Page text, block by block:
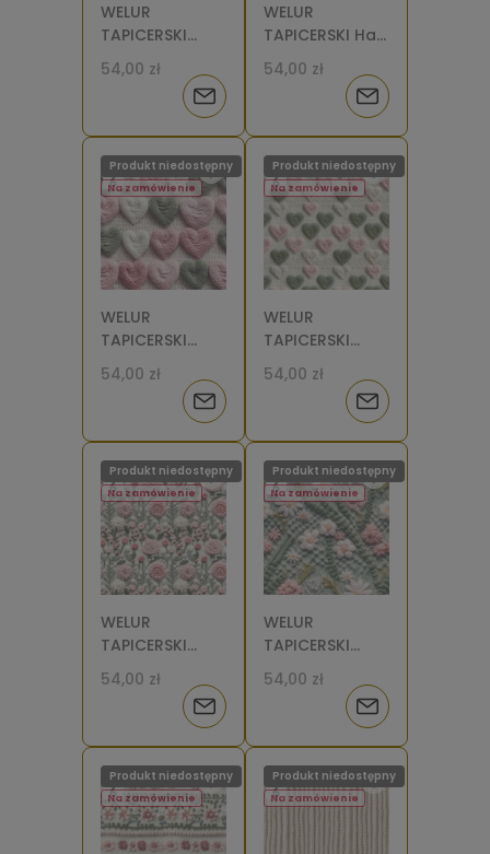
WELUR
TAPICERSKI
Sweter kwiaty i
gałązki 2 [6]
54,00 zł
Powiadom
o
dostępności
WELUR
TAPICERSKI Haft
54,00 zł
Powiadom
o
dostępności
WELUR
TAPICERSKI
Sweter serca
duże [6]
54,00 zł
Na zamówienie
Produkt niedostępny
Powiadom
o
dostępności
WELUR
TAPICERSKI
Sweter serca
małe [6]
54,00 zł
Na zamówienie
Produkt niedostępny
Powiadom
o
dostępności
WELUR
TAPICERSKI
Sweter kwiaty 2
[6]
54,00 zł
Na zamówienie
Produkt niedostępny
Powiadom
o
dostępności
WELUR
TAPICERSKI
Sweter kwiaty
[6]
54,00 zł
Na zamówienie
Produkt niedostępny
Powiadom
o
dostępności
Na zamówienie
Produkt niedostępny
Na zamówienie
Produkt niedostępny